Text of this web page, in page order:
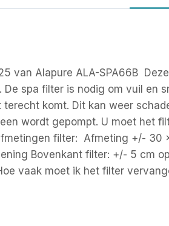
van Alapure ALA-SPA66B
spa filter is nodig om vuil en
komt. Dit kan weer
wordt gepompt. U moet het
filter: Afmeting +/-
Bovenkant filter: +/- 5 cm
vaak moet ik het filter